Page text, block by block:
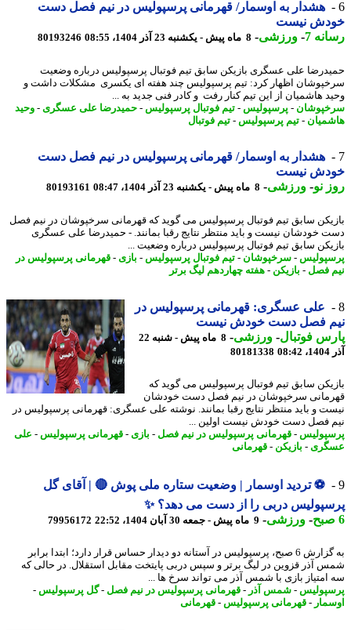
هشدار به اوسمار/ قهرمانی پرسپولیس در نیم فصل دست
نیست
7
-ورزشی-8 ماه پیش - یکشنبه 23 آذر 1404، 08:55 80193246
علی عسگری بازیکن سابق تیم فوتبال پرسپولیس درباره وضعیت
اظهار کرد: تیم پرسپولیس چند هفته ای یکسری مشکلات داشت و
هاشمیان از این تیم کنار رفت و کادر فنی جدید به ...
-پرسپولیس-تیم فوتبال پرسپولیس-حمیدرضا علی عسگری- وحید
-تیم پرسپولیس-تیم فوتبال
هشدار به اوسمار/ قهرمانی پرسپولیس در نیم فصل دست
نیست
نو- ورزشی-8 ماه پیش - یکشنبه 23 آذر 1404، 08:47 80193161
سابق تیم فوتبال پرسپولیس می گوید که قهرمانی سرخپوشان در نیم فصل
خودشان نیست و باید منتظر نتایج رقبا بمانند. - حمیدرضا علی عسگری
سابق تیم فوتبال پرسپولیس درباره وضعیت ...
-سرخپوشان-تیم فوتبال پرسپولیس-بازی - قهرمانی پرسپولیس در
فصل-بازیکن -هفته چهاردهم لیگ برتر
علی عسگری: قهرمانی پرسپولیس در
فصل دست خودش نیست
فوتبال-ورزشی-
8 ماه پیش - شنبه 22
80181338
سابق تیم فوتبال پرسپولیس می گوید که
سرخپوشان در نیم فصل دست خودشان
و باید منتظر نتایج رقبا بمانند. نوشته علی عسگری: قهرمانی پرسپولیس در
فصل دست خودش نیست اولین ...
-قهرمانی پرسپولیس در نیم فصل-بازی - قهرمانی پرسپولیس-علی
- بازیکن -قهرمانی
⚽ تردید اوسمار | وضعیت ستاره ملی پوش 🔴 | آقای گل
دربی را از دست می دهد؟ ✨
-ورزشی-9 ماه پیش - جمعه 30 آبان 1404، 22:52 79956172
به گزارش 6 صبح، پرسپولیس در آستانه دو دیدار حساس قرار دارد؛ ابتدا برابر
آذر قزوین در لیگ برتر و سپس دربی پایتخت مقابل استقلال. در حالی که
بازی با شمس آذر می تواند سرخ ها ...
-شمس آذر- قهرمانی پرسپولیس در نیم فصل-گل پرسپولیس-
-قهرمانی پرسپولیس-قهرمانی